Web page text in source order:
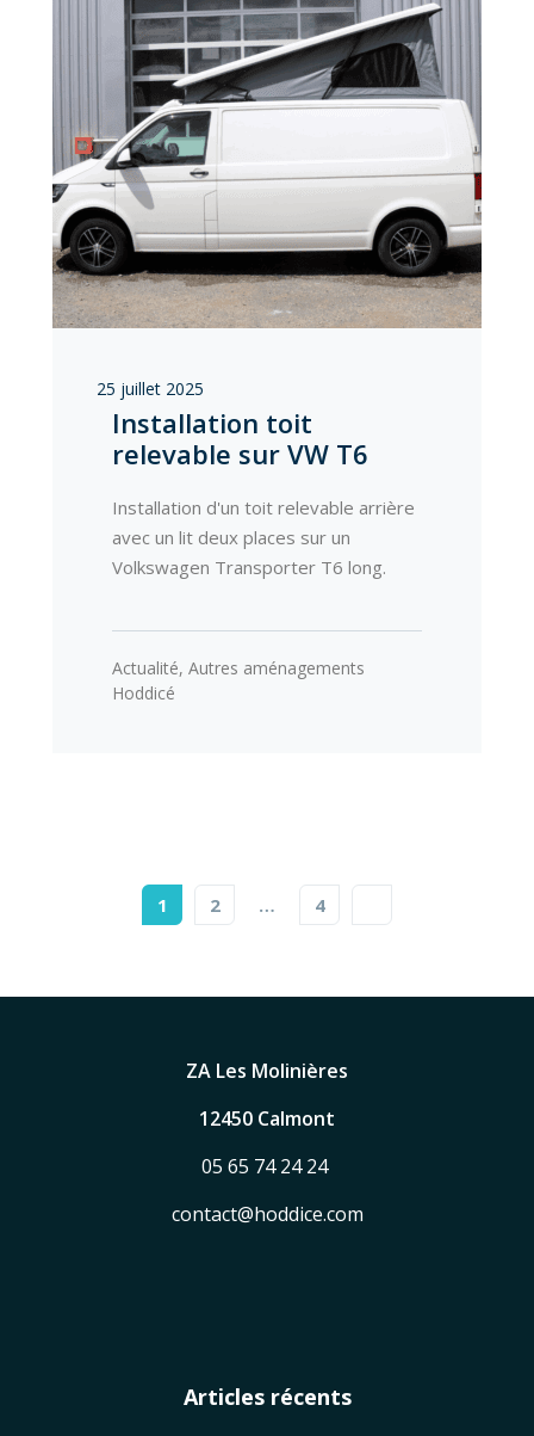
25 juillet 2025
Installation toit
relevable sur VW T6
Installation d'un toit relevable arrière
avec un lit deux places sur un
Volkswagen Transporter T6 long.
Actualité, Autres aménagements
Hoddicé
1 2 … 4
ZA Les Molinières
12450 Calmont
05 65 74 24 24
contact@hoddice.com
Articles récents